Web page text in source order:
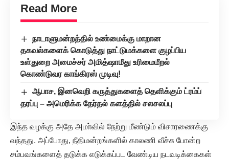
Read More
நாடாளுமன்றத்தில் உண்மைக்கு மாறான
தகவல்களைக் கொடுத்து நாட்டுமக்களை குழப்பிய
உள்துறை அமைச்சர் அமித்ஷாமீது உரிமைமீறல்
கொண்டுவர காங்கிரஸ் முடிவு!
ஆபாச, இனவெறி கருத்துகளைத் தெளிக்கும் ட்ரம்ப்
தரப்பு – அமெரிக்க தேர்தல் களத்தில் சலசலப்பு
இந்த வழக்கு அதே அமா்வில் நேற்று மீண்டும் விசாரணைக்கு
வந்தது. அப்போது, நீதிமன்றங்களில் காலணி வீச்சு போன்ற
சம்பவங்களைத் தடுக்க எடுக்கப்பட வேண்டிய நடவடிக்கைகள்